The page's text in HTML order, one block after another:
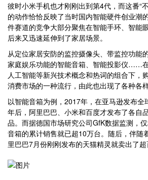
彼时小米手机也才刚刚出到第4代，而这番“
的动作恰恰反映了当时国内智能硬件创业潮
件赛道的竞争大部分聚焦在智能手环、智能
后来又迅速延伸到了家居场景。
从定位家居安防的监控摄像头、带监控功能
家庭娱乐功能的智能音箱、智能投影仪……
人工智能等新兴技术概念和热词的组合下，
消费市场的一种流行，由此也出现了各种各
以智能音箱为例，2017年，在亚马逊发布全
年后，阿里巴巴、小米和百度才发布了各自
品。而据德国市场研究公司GfK数据监测，
音箱的累计销售就已超10万台。随后，伴随
里巴巴7月份刚刚发布的天猫精灵就卖出了超